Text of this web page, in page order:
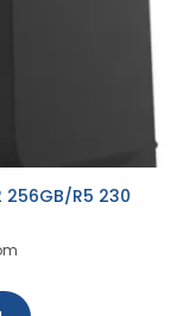
256GB/R5 230